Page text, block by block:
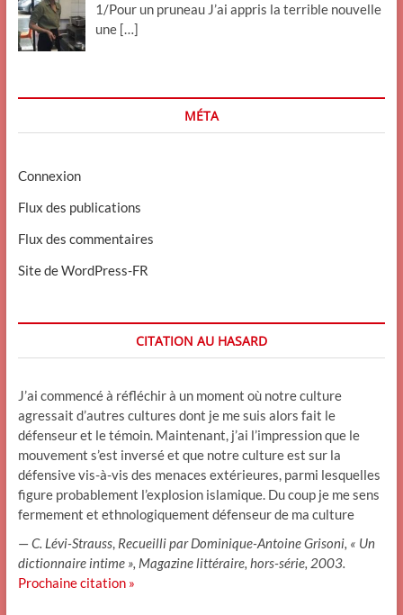
1/Pour un pruneau J’ai appris la terrible nouvelle
une […]
MÉTA
Connexion
Flux des publications
Flux des commentaires
Site de WordPress-FR
CITATION AU HASARD
J’ai commencé à réfléchir à un moment où notre culture
agressait d’autres cultures dont je me suis alors fait le
défenseur et le témoin. Maintenant, j’ai l’impression que le
mouvement s’est inversé et que notre culture est sur la
défensive vis-à-vis des menaces extérieures, parmi lesquelles
figure probablement l’explosion islamique. Du coup je me sens
fermement et ethnologiquement défenseur de ma culture
—C. Lévi-Strauss, Recueilli par Dominique-Antoine Grisoni, « Un
dictionnaire intime », Magazine littéraire, hors-série, 2003.
Prochaine citation »